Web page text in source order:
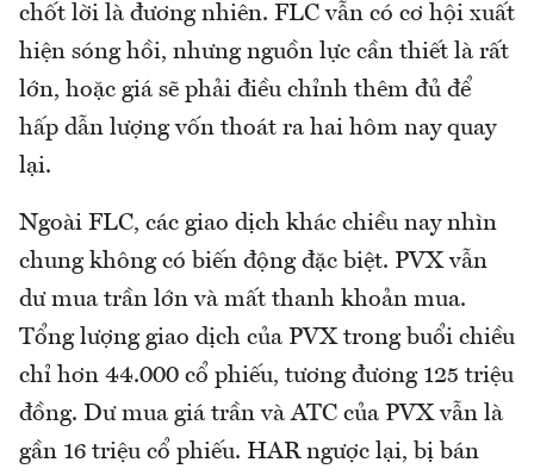
chốt lời là đương nhiên. FLC vẫn có cơ hội xuất
hiện sóng hồi, nhưng nguồn lực cần thiết là rất
lớn, hoặc giá sẽ phải điều chỉnh thêm đủ để
hấp dẫn lượng vốn thoát ra hai hôm nay quay
lại.
Ngoài FLC, các giao dịch khác chiều nay nhìn
chung không có biến động đặc biệt. PVX vẫn
dư mua trần lớn và mất thanh khoản mua.
Tổng lượng giao dịch của PVX trong buổi chiều
chỉ hơn 44.000 cổ phiếu, tương đương 125 triệu
đồng. Dư mua giá trần và ATC của PVX vẫn là
gần 16 triệu cổ phiếu. HAR ngược lại, bị bán